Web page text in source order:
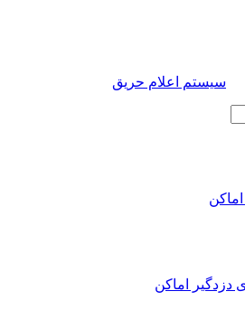
سیستم اعلام حریق
اماکن
دزدگیر اماکن